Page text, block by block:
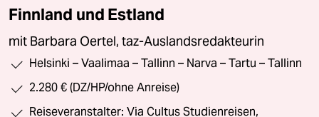
Finnland und Estland
mit Barbara Oertel, taz-Auslandsredakteurin
Helsinki – Vaalimaa – Tallinn – Narva – Tartu – Tallinn
2.280 € (DZ/HP/ohne Anreise)
Reiseveranstalter: Via Cultus Studienreisen,